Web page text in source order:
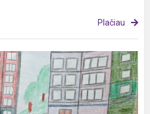
Plačiau